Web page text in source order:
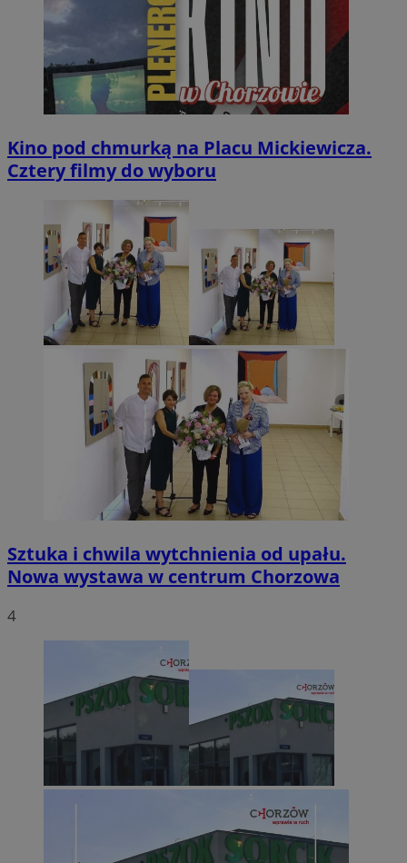
Kino pod chmurką na Placu Mickiewicza.
Cztery filmy do wyboru
Sztuka i chwila wytchnienia od upału.
Nowa wystawa w centrum Chorzowa
4